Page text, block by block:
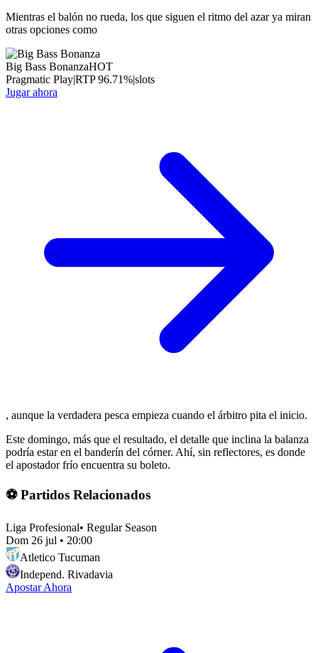
Mientras el balón no rueda, los que siguen el ritmo del azar ya miran
otras opciones como
Big Bass BonanzaHOT
Pragmatic Play|RTP96.71%|slots
Jugar ahora
, aunque la verdadera pesca empieza cuando el árbitro pita el inicio.
Este domingo, más que el resultado, el detalle que inclina la balanza
podría estar en el banderín del córner. Ahí, sin reflectores, es donde
el apostador frío encuentra su boleto.
⚽ Partidos Relacionados
Liga Profesional• Regular Season
Dom 26 jul • 20:00
Atletico Tucuman
Independ. Rivadavia
Apostar Ahora